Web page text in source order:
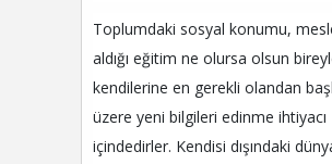
Toplumdaki sosyal konumu,
aldığı eğitim ne olursa olsun
kendilerine en gerekli olandan
üzere yeni bilgileri edinme ihtiyacı
içindedirler. Kendisi dışındaki